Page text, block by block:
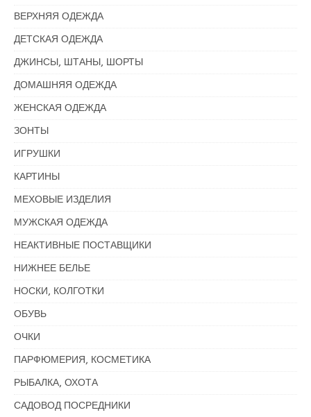
ВЕРХНЯЯ ОДЕЖДА
ДЕТСКАЯ ОДЕЖДА
ДЖИНСЫ, ШТАНЫ, ШОРТЫ
ДОМАШНЯЯ ОДЕЖДА
ЖЕНСКАЯ ОДЕЖДА
ЗОНТЫ
ИГРУШКИ
КАРТИНЫ
МЕХОВЫЕ ИЗДЕЛИЯ
МУЖСКАЯ ОДЕЖДА
НЕАКТИВНЫЕ ПОСТАВЩИКИ
НИЖНЕЕ БЕЛЬЕ
НОСКИ, КОЛГОТКИ
ОБУВЬ
ОЧКИ
ПАРФЮМЕРИЯ, КОСМЕТИКА
РЫБАЛКА, ОХОТА
САДОВОД ПОСРЕДНИКИ